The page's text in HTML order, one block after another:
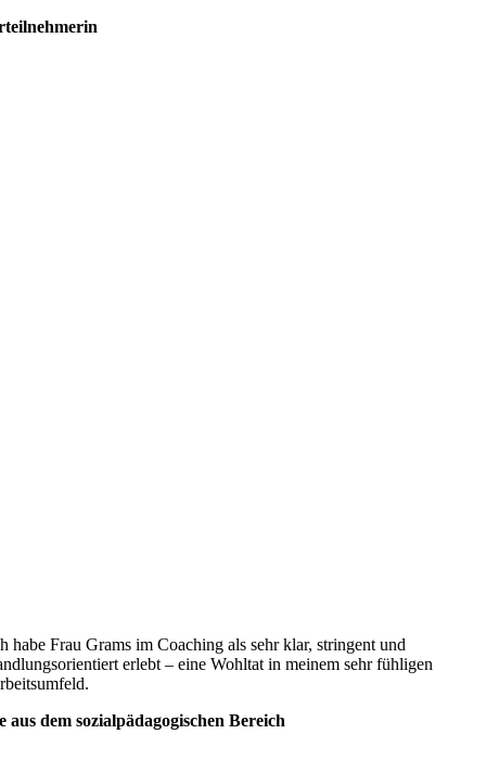
habe Frau Grams im Coaching als sehr klar, stringent und
erlebt – eine Wohltat in meinem sehr fühligen
aus dem sozialpädagogischen Bereich